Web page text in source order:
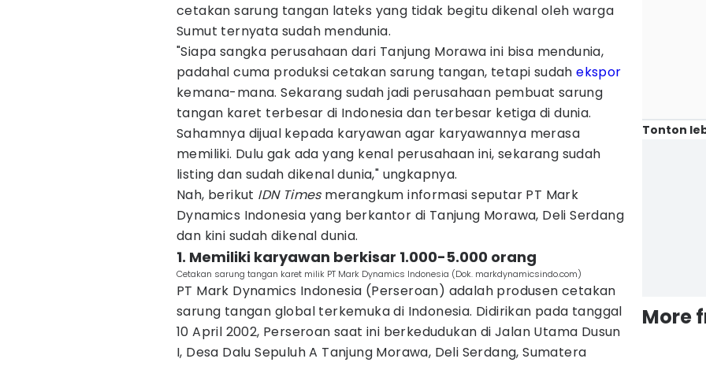
cetakan sarung tangan lateks yang tidak begitu dikenal oleh warga
Sumut ternyata sudah mendunia.
"Siapa sangka perusahaan dari Tanjung Morawa ini bisa mendunia,
padahal cuma produksi cetakan sarung tangan, tetapi sudahekspor
kemana-mana. Sekarang sudah jadi perusahaan pembuat sarung
tangan karet terbesar di Indonesia dan terbesar ketiga di dunia.
Sahamnya dijual kepada karyawan agar karyawannya merasa
memiliki. Dulu gak ada yang kenal perusahaan ini, sekarang sudah
listing dan sudah dikenal dunia," ungkapnya.
Nah, berikut IDN Timesmerangkum informasi seputar PT Mark
Dynamics Indonesia yang berkantor di Tanjung Morawa, Deli Serdang
dan kini sudah dikenal dunia.
1. Memiliki karyawan berkisar 1.000-5.000 orang
Cetakan sarung tangan karet milik PT Mark Dynamics Indonesia (Dok. markdynamicsindo.com)
PT Mark Dynamics Indonesia (Perseroan) adalah produsen cetakan
sarung tangan global terkemuka di Indonesia. Didirikan pada tanggal
10 April 2002, Perseroan saat ini berkedudukan di Jalan Utama Dusun
I, Desa Dalu Sepuluh A Tanjung Morawa, Deli Serdang, Sumatera
Tonton
More